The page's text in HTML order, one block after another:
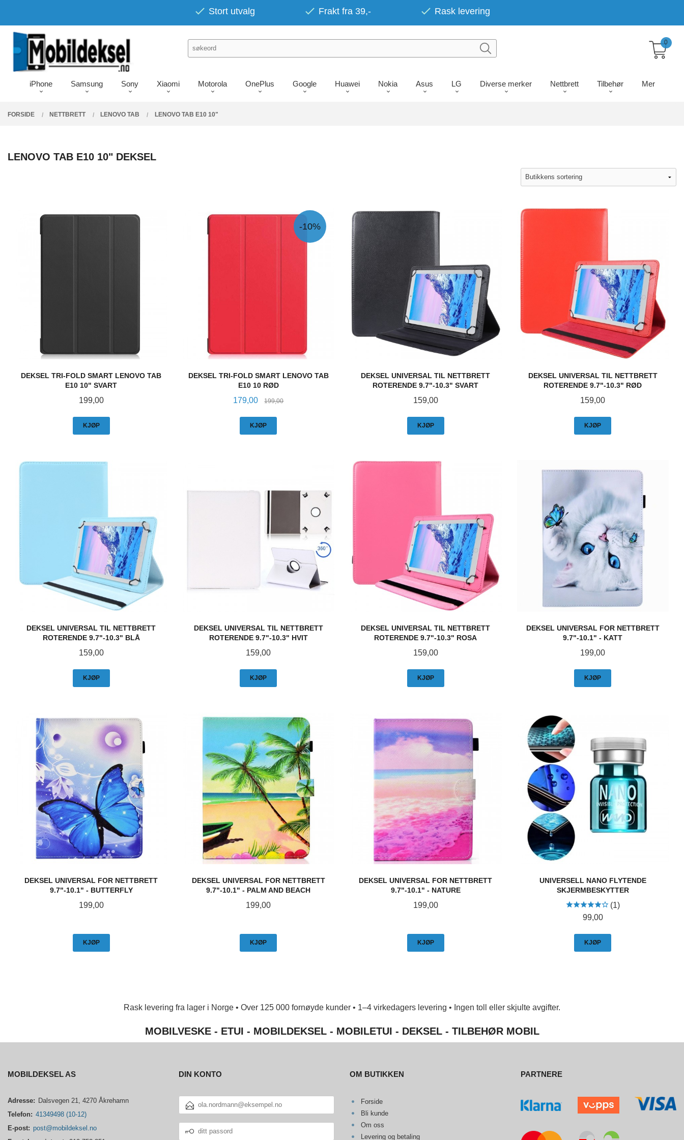
innholdet
Stort utvalg Frakt fra 39,- Rask levering
iPhone Samsung Sony Xiaomi Motorola OnePlus Google Huawei Nokia Asus LG Diverse merker Nettbrett Tilbehør Mer
0
FORSIDE NETTBRETT LENOVO TAB LENOVO TAB E10 10"
LENOVO TAB E10 10" DEKSEL
DEKSEL TRI-FOLD SMART LENOVO TAB
E10 10" SVART
Pris
199,00
KJØP
DEKSEL TRI-FOLD SMART LENOVO TAB
E10 10 RØD
Tilbud
179,00 199,00Rabatt
-10%
KJØP
DEKSEL UNIVERSAL TIL NETTBRETT
ROTERENDE 9.7"-10.3" SVART
Pris
159,00
KJØP
DEKSEL UNIVERSAL TIL NETTBRETT
ROTERENDE 9.7"-10.3" RØD
Pris
159,00
KJØP
DEKSEL UNIVERSAL TIL NETTBRETT
ROTERENDE 9.7"-10.3" BLÅ
Pris
159,00
KJØP
DEKSEL UNIVERSAL TIL NETTBRETT
ROTERENDE 9.7"-10.3" HVIT
Pris
159,00
KJØP
DEKSEL UNIVERSAL TIL NETTBRETT
ROTERENDE 9.7"-10.3" ROSA
Pris
159,00
KJØP
DEKSEL UNIVERSAL FOR NETTBRETT
9.7"-10.1" - KATT
Pris
199,00
KJØP
DEKSEL UNIVERSAL FOR NETTBRETT
9.7"-10.1" - BUTTERFLY
Pris
199,00
KJØP
DEKSEL UNIVERSAL FOR NETTBRETT
9.7"-10.1" - PALM AND BEACH
Pris
199,00
KJØP
DEKSEL UNIVERSAL FOR NETTBRETT
9.7"-10.1" - NATURE
Pris
199,00
KJØP
UNIVERSELL NANO FLYTENDE
SKJERMBESKYTTER
(1)
Pris
99,00
KJØP
Rask levering fra lager i Norge • Over 125 000 fornøyde kunder • 1–4 virkedagers levering • Ingen toll eller skjulte avgifter.
MOBILVESKE - ETUI - MOBILDEKSEL - MOBILETUI - DEKSEL - TILBEHØR MOBIL
MOBILDEKSEL AS
Adresse: Dalsvegen 21, 4270 Åkrehamn
Telefon: 41349498 (10-12)
E-post: post@mobildeksel.no
DIN KONTO
POSTADRESSE
PASSORD
OM BUTIKKEN
Forside
Bli kunde
Om oss
Levering og betaling
PARTNERE